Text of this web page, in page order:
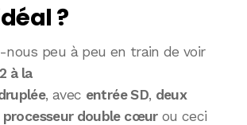
?
peu à peu en train de voir
à la
, avec entrée SD, deux
processeur double cœurou ceci